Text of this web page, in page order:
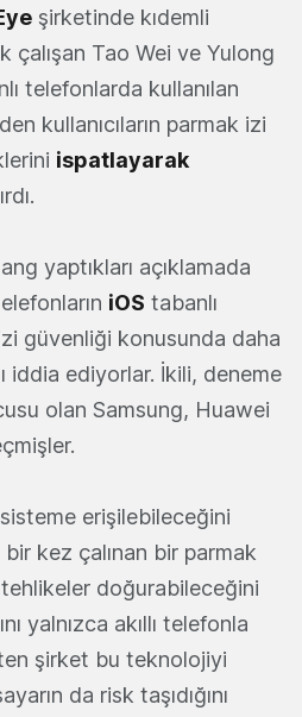
şirketinde kıdemli
çalışan Tao Wei ve Yulong
telefonlarda kullanılan
kullanıcıların parmak izi
ispatlayarak
yaptıkları açıklamada
iOS tabanlı
güvenliği konusunda daha
iddia ediyorlar. İkili, deneme
olan Samsung, Huawei
erişilebileceğini
kez çalınan bir parmak
doğurabileceğini
yalnızca akıllı telefonla
şirket bu teknolojiyi
da risk taşıdığını